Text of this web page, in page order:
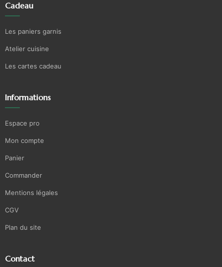
Cadeau
Les paniers garnis
Atelier cuisine
Les cartes cadeau
Informations
Espace pro
Mon compte
Panier
Commander
Mentions légales
CGV
Plan du site
Contact